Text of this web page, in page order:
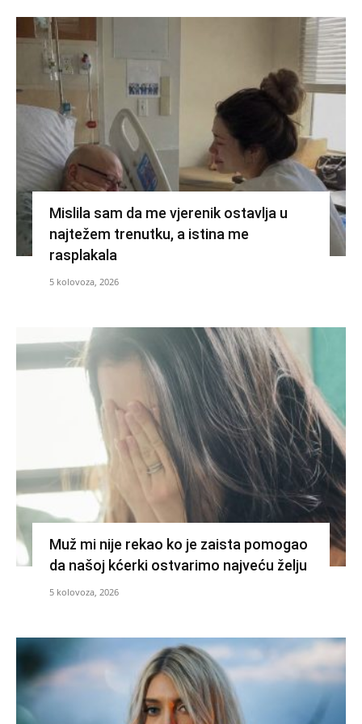
Mislila sam da me vjerenik ostavlja u
najtežem trenutku, a istina me
rasplakala
5 kolovoza, 2026
Muž mi nije rekao ko je zaista pomogao
da našoj kćerki ostvarimo najveću želju
5 kolovoza, 2026